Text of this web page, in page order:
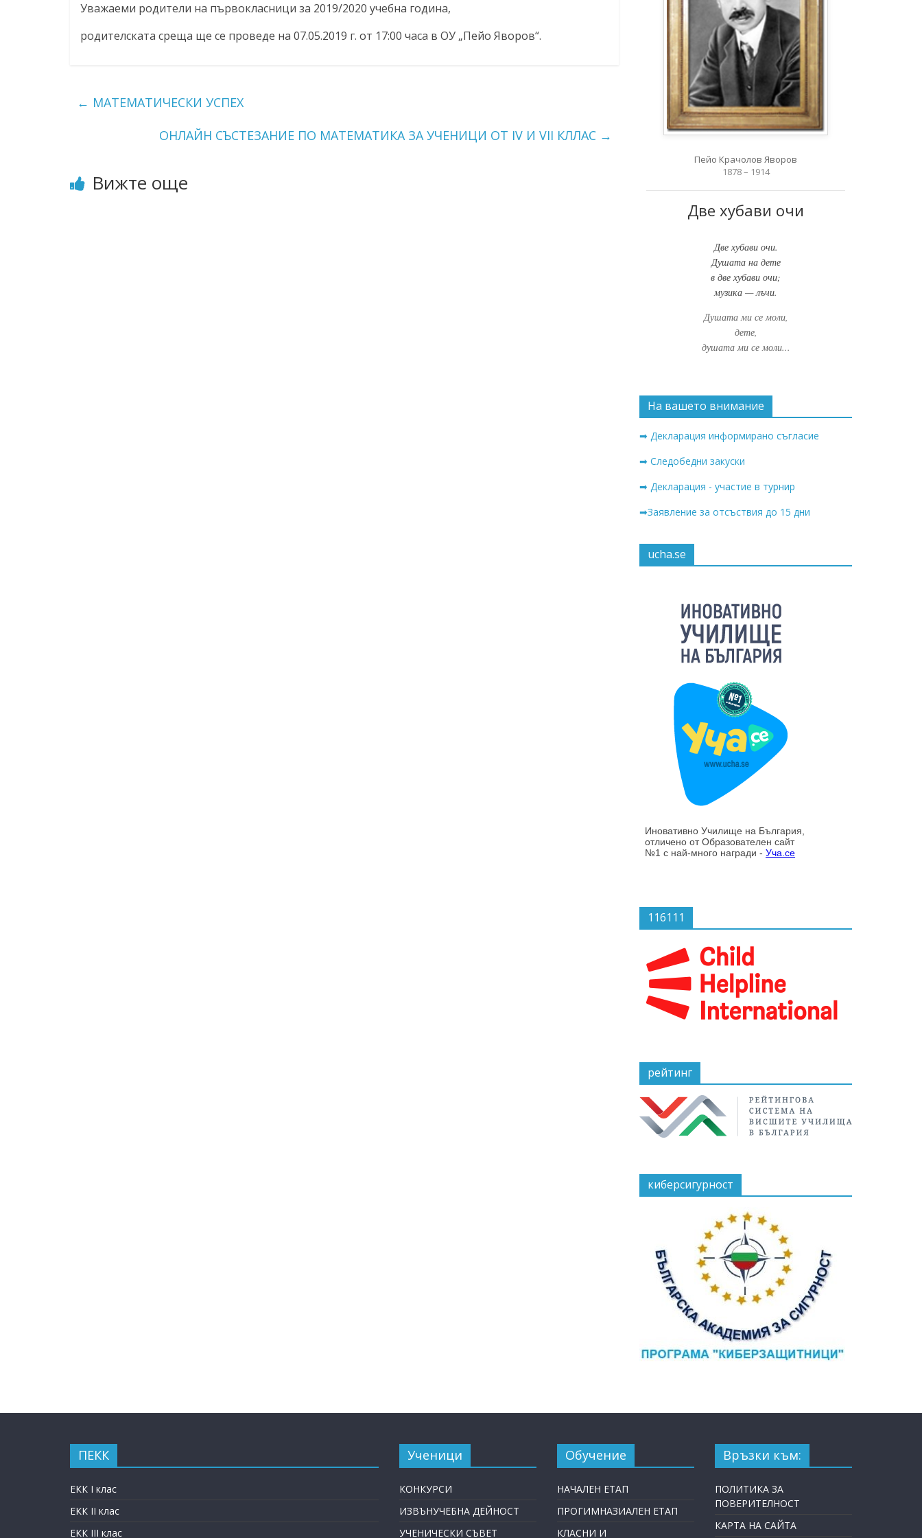
Уважаеми родители на първокласници за 2019/2020 учебна година,
родителската среща ще се проведе на 07.05.2019 г. от 17:00 часа в ОУ „Пейо Яворов“.
← МАТЕМАТИЧЕСКИ УСПЕХ
ОНЛАЙН СЪСТЕЗАНИЕ ПО МАТЕМАТИКА ЗА УЧЕНИЦИ ОТ IV И VII КЛЛАС →
Вижте още
Пейо Крачолов Яворов
1878 – 1914
Две хубави очи
Две хубави очи.
Душата на дете
в две хубави очи;
музика — лъчи.
Душата ми се моли,
дете,
душата ми се моли...
На вашето внимание
➡ Декларация информирано съгласие
➡ Следобедни закуски
➡ Декларация - участие в турнир
➡Заявление за отсъствия до 15 дни
ucha.se
116111
рейтинг
киберсигурност
ПЕКК
ЕКК I клас
ЕКК II клас
ЕКК III клас
Ученици
КОНКУРСИ
ИЗВЪНУЧЕБНА ДЕЙНОСТ
УЧЕНИЧЕСКИ СЪВЕТ
Обучение
НАЧАЛЕН ЕТАП
ПРОГИМНАЗИАЛЕН ЕТАП
КЛАСНИ И
Връзки към:
ПОЛИТИКА ЗА
ПОВЕРИТЕЛНОСТ
КАРТА НА САЙТА